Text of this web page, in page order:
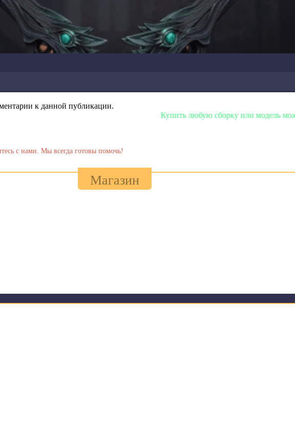
к данной публикации.
Купить любую сборку или модель можно у нас в
с нами. Мы всегда готовы помочь!
Магазин